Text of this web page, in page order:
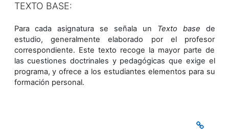
TEXTO BASE:
Para cada asignatura se señala un Texto base de
estudio, generalmente elaborado por el profesor
correspondiente. Este texto recoge la mayor parte de
las cuestiones doctrinales y pedagógicas que exige el
programa, y ofrece a los estudiantes elementos para su
formación personal.